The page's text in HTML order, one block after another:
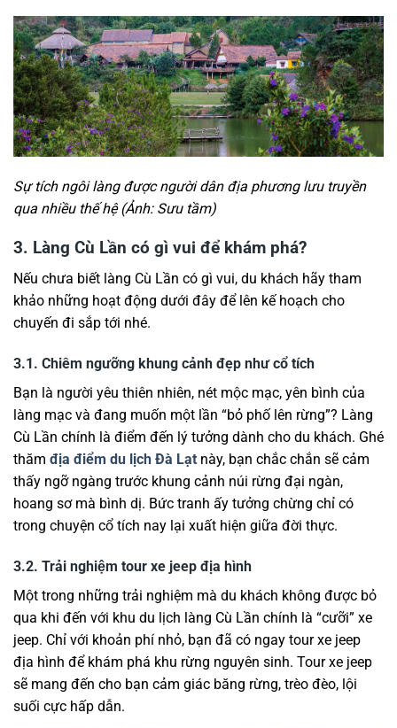
Sự tích ngôi làng được người dân địa phương lưu truyền
qua nhiều thế hệ (Ảnh: Sưu tầm)
3. Làng Cù Lần có gì vui để khám phá?
Nếu chưa biết làng Cù Lần có gì vui, du khách hãy tham
khảo những hoạt động dưới đây để lên kế hoạch cho
chuyến đi sắp tới nhé.
3.1. Chiêm ngưỡng khung cảnh đẹp như cổ tích
Bạn là người yêu thiên nhiên, nét mộc mạc, yên bình của
làng mạc và đang muốn một lần “bỏ phố lên rừng”? Làng
Cù Lần chính là điểm đến lý tưởng dành cho du khách. Ghé
thăm địa điểm du lịch Đà Lạt này, bạn chắc chắn sẽ cảm
thấy ngỡ ngàng trước khung cảnh núi rừng đại ngàn,
hoang sơ mà bình dị. Bức tranh ấy tưởng chừng chỉ có
trong chuyện cổ tích nay lại xuất hiện giữa đời thực.
3.2. Trải nghiệm tour xe jeep địa hình
Một trong những trải nghiệm mà du khách không được bỏ
qua khi đến với khu du lịch làng Cù Lần chính là “cưỡi” xe
jeep. Chỉ với khoản phí nhỏ, bạn đã có ngay tour xe jeep
địa hình để khám phá khu rừng nguyên sinh. Tour xe jeep
sẽ mang đến cho bạn cảm giác băng rừng, trèo đèo, lội
suối cực hấp dẫn.